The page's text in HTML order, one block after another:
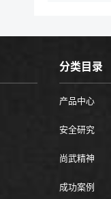
分类目录
产品中心
安全研究
尚武精神
成功案例